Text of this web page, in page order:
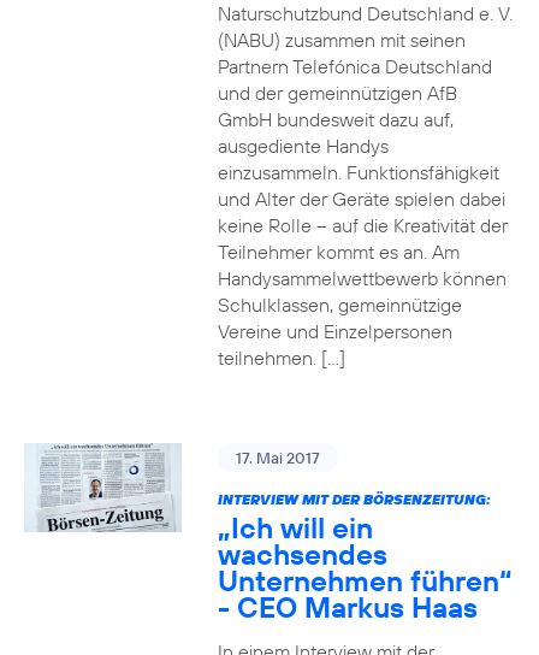
Naturschutzbund Deutschland e. V.
(NABU) zusammen mit seinen
Partnern Telefónica Deutschland
und der gemeinnützigen AfB
GmbH bundesweit dazu auf,
ausgediente Handys
einzusammeln. Funktionsfähigkeit
und Alter der Geräte spielen dabei
keine Rolle – auf die Kreativität der
Teilnehmer kommt es an. Am
Handysammelwettbewerb können
Schulklassen, gemeinnützige
Vereine und Einzelpersonen
teilnehmen. […]
17. Mai 2017
INTERVIEW MIT DER BÖRSENZEITUNG:
„Ich will ein
wachsendes
Unternehmen führen“
- CEO Markus Haas